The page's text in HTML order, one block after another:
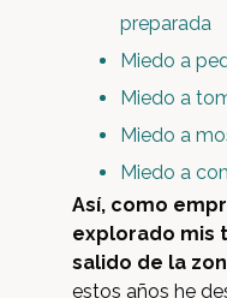
preparada
Miedo a
Miedo a
Miedo a
Miedo a
Así, como
explorado mis
salido de la
estos años he